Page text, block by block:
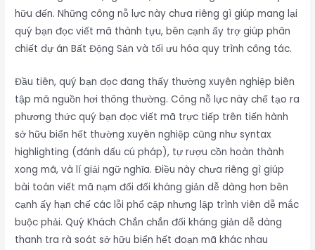
hữu đến. Những công nỗ lực này chưa riêng gì giúp mang lại
quý bạn đọc viết mã thành tựu, bên cạnh ấy trợ giúp phân
chiết dự án Bất Động Sản và tối ưu hóa quy trình công tác.
Đầu tiên, quý bạn đọc đang thấy thường xuyên nghiệp biên
tập mã nguồn hơi thông thường. Công nỗ lực này chế tạo ra
phương thức quý bạn đọc viết mã trực tiếp trên tiến hành
sở hữu biển hết thường xuyên nghiệp cũng như syntax
highlighting (đánh dấu cú pháp), tự rượu cồn hoàn thành
xong mã, và lí giải ngữ nghĩa. Điều này chưa riêng gì giúp
bài toán viết mã nạm đổi đối kháng giản dễ dàng hơn bên
cạnh ấy hạn chế các lỗi phổ cập nhưng lập trình viên dễ mắc
buộc phải. Quý Khách Chắn chắn đối kháng giản dễ dàng
thanh tra rà soát sở hữu biển hết đoạn mã khác nhau